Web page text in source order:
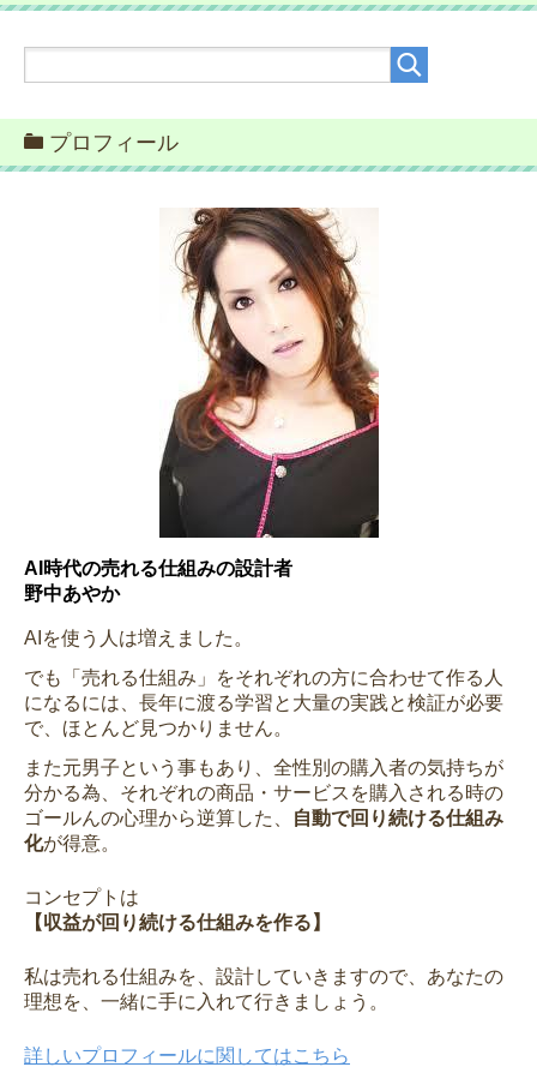
プロフィール
AI時代の売れる仕組みの設計者
野中あやか
AIを使う人は増えました。
でも「売れる仕組み」をそれぞれの方に合わせて作る人
になるには、長年に渡る学習と大量の実践と検証が必要
で、ほとんど見つかりません。
また元男子という事もあり、全性別の購入者の気持ちが
分かる為、それぞれの商品・サービスを購入される時の
ゴールんの心理から逆算した、
自動で回り続ける仕組み
化が得意。
コンセプトは
【収益が回り続ける仕組みを作る】
私は売れる仕組みを、設計していきますので、あなたの
理想を、一緒に手に入れて行きましょう。
詳しいプロフィールに関してはこちら